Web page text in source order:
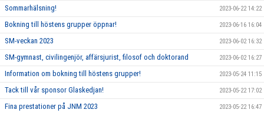
Sommarhälsning! 2023-06-22 14:22
Bokning till höstens grupper öppnar! 2023-06-16 16:04
SM-veckan 2023 2023-06-02 16:32
SM-gymnast, civilingenjör, affärsjurist, filosof och doktorand 2023-06-02 16:27
Information om bokning till höstens grupper! 2023-05-24 11:15
Tack till vår sponsor Glaskedjan! 2023-05-22 17:02
Fina prestationer på JNM 2023 2023-05-22 16:47